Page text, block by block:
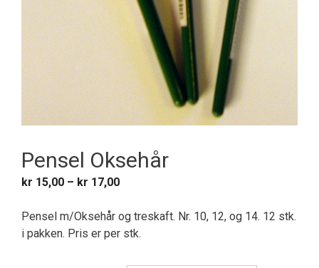
Pensel Oksehår
kr 15,00 – kr 17,00Prisområde:
til
kr 17,00
Pensel m/Oksehår og treskaft. Nr. 10, 12, og 14. 12 stk.
i pakken. Pris er per stk.